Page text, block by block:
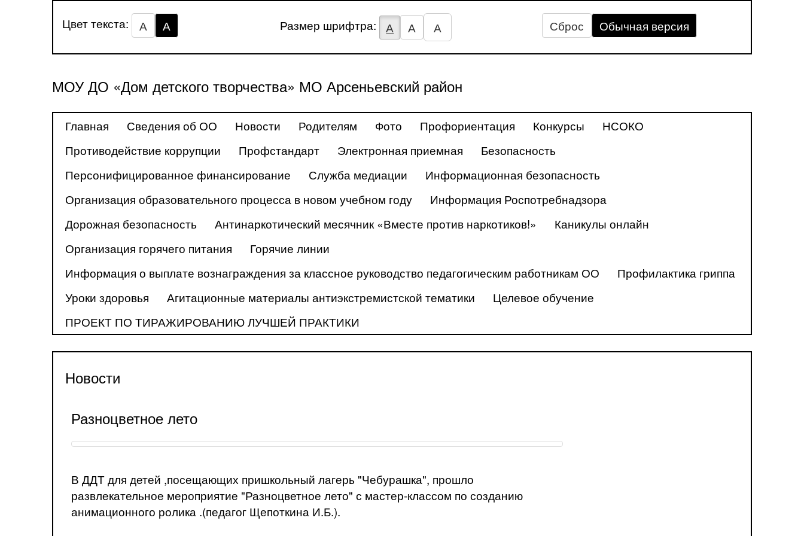
Цвет текста: А А Размер шрифтра: А А А Сброс Обычная версия
МОУ ДО «Дом детского творчества» МО Арсеньевский район
Главная Сведения об ОО Новости Родителям Фото Профориентация Конкурсы
НСОКО
Противодействие коррупции
Профстандарт Электронная приемная
Безопасность
Персонифицированное финансирование
Служба медиации
Информационная безопасность
Организация образовательного процесса в новом учебном году
Информация Роспотребнадзора
Дорожная безопасность
Антинаркотический месячник «Вместе против наркотиков!»
Каникулы онлайн
Организация горячего питания
Горячие линии
Информация о выплате вознаграждения за классное руководство педагогическим работникам ОО
Профилактика гриппа
Уроки здоровья
Агитационные материалы антиэкстремистской тематики
Целевое обучение
ПРОЕКТ ПО ТИРАЖИРОВАНИЮ ЛУЧШЕЙ ПРАКТИКИ
Новости
Разноцветное лето
В ДДТ для детей ,посещающих пришкольный лагерь "Чебурашка", прошло
развлекательное мероприятие "Разноцветное лето" с мастер-классом по созданию
анимационного ролика .(педагог Щепоткина И.Б.).